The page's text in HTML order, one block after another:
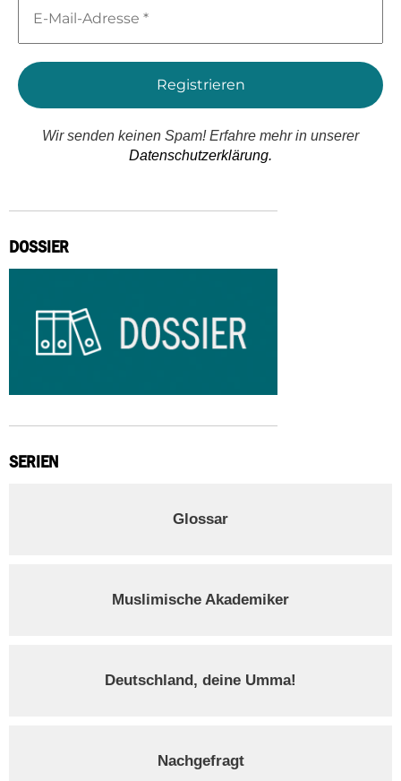
Mail-
*
Wir senden keinen Spam! Erfahre mehr in unserer
Datenschutzerklärung.
DOSSIER
SERIEN
Glossar
Muslimische Akademiker
Deutschland, deine Umma!
Nachgefragt